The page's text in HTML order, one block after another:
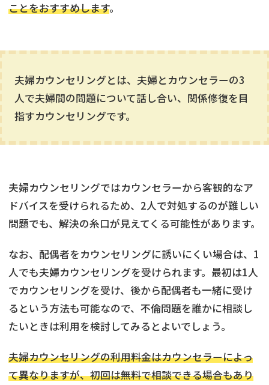
ことをおすすめします。
夫婦カウンセリングとは、夫婦とカウンセラーの3
人で夫婦間の問題について話し合い、関係修復を目
指すカウンセリングです。
夫婦カウンセリングではカウンセラーから客観的なア
ドバイスを受けられるため、2人で対処するのが難しい
問題でも、解決の糸口が見えてくる可能性があります。
なお、配偶者をカウンセリングに誘いにくい場合は、1
人でも夫婦カウンセリングを受けられます。最初は1人
でカウンセリングを受け、後から配偶者も一緒に受け
るという方法も可能なので、不倫問題を誰かに相談し
たいときは利用を検討してみるとよいでしょう。
夫婦カウンセリングの利用料金はカウンセラーによっ
て異なりますが、初回は無料で相談できる場合もあり